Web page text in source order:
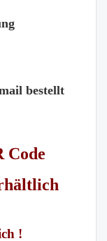
bestellt
Code
!